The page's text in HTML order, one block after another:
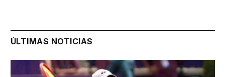
ÚLTIMAS NOTICIAS